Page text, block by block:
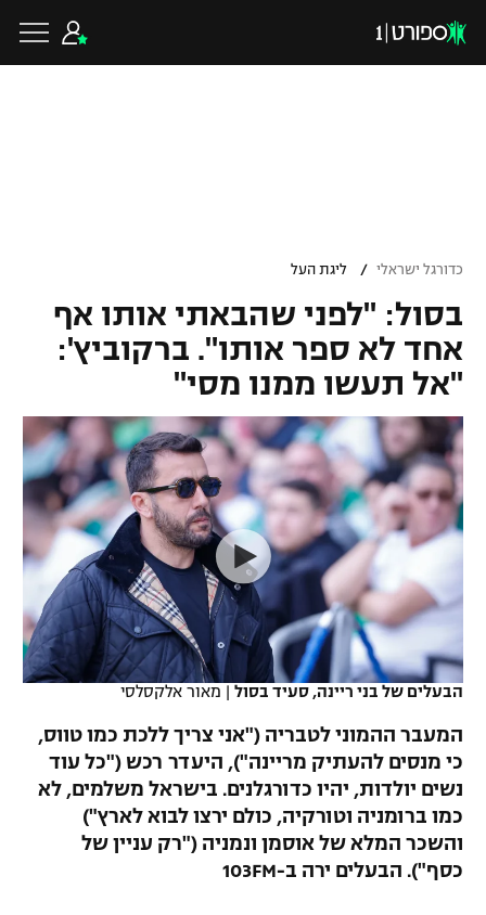
VOD
רץ ברשת
לוח שידורים
ברחבה
ליגה לאומית
גביע הטוטו
גביע המדינה
נבחרת ישראל
מכבי חיפה
בית"ר ירושלים
מכבי תל אביב
הפועל חיפה
הפועל באר שבע
מכבי נתניה
כדורגל עולמי
ליגת האלופות
ליגה אירופית
ליגה אנגלית
ליגה גרמנית
ליגה ספרדית
ליגה איטלקית
ליגה צרפתית
ליגה הולנדית
ליגה טורקית
ליגה סינית
ליגה ברזילאית
כדורסל ישראלי
ליגת ווינר סל
ליגה לאומית
כדורסל נשים
מכבי תל אביב
הפועל חולון
הפועל ירושלים
כדורסל עולמי
NBA
יורוליג
יורוקאפ
ענפים נוספים
טניס
כדוריד
כדורעף
ג'ודו
אגרוף
ספורט אולימפי
כדורגל ישראלי / ליגת העל
בסול: "לפני שהבאתי אותו אף
אחד לא ספר אותו". ברקוביץ':
"אל תעשו ממנו מסי"
הבעלים של בני ריינה, סעיד בסול | מאור אלקסלסי
המעבר ההמוני לטבריה ("אני צריך ללכת כמו טווס,
כי מנסים להעתיק מריינה"), היעדר רכש ("כל עוד
נשים יולדות, יהיו כדורגלנים. בישראל משלמים, לא
כמו ברומניה וטורקיה, כולם ירצו לבוא לארץ")
והשכר המלא של אוסמן ונמניה ("רק עניין של
כסף"). הבעלים ירה ב-103FM